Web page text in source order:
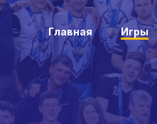
Главная Игры